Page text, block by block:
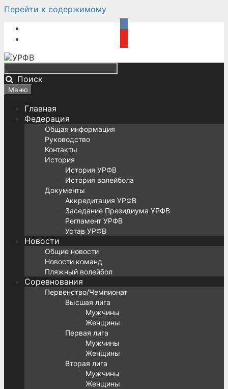
Перейти к содержимому
Поиск
Меню
Главная
Федерация
Общая информация
Руководство
Контакты
История
История УРФВ
История волейбола
Документы
Аккредитация УРФВ
Заседание Президиума УРФВ
Регламент УРФВ
Устав УРФВ
Новости
Общие новости
Новости команд
Пляжный волейбол
Соревнования
Первенство/Чемпионат
Высшая лига
Мужчины
Женщины
Первая лига
Мужчины
Женщины
Вторая лига
Мужчины
Женщины